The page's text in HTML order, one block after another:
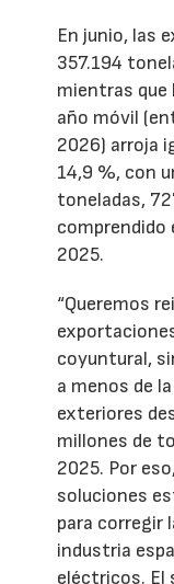
En junio, las
357.194
mientras que
año móvil
2026) arroja
14,9 %, con
toneladas,
comprendido
2025.
“Queremos
coyuntural,
a menos de
exteriores
millones de
2025. Por
soluciones
para corregir
industria
eléctricos. El